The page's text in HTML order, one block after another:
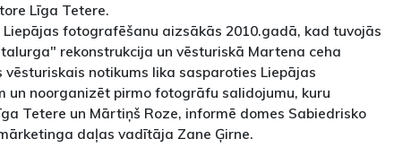
Līga Tetere.
fotografēšanu aizsākās 2010.gadā, kad tuvojās
rekonstrukcija un vēsturiskā Martena ceha
vēsturiskais notikums lika sasparoties Liepājas
un noorganizēt pirmo fotogrāfu salidojumu, kuru
Tetere un Mārtiņš Roze, informē domes Sabiedrisko
daļas vadītāja Zane Ģirne.